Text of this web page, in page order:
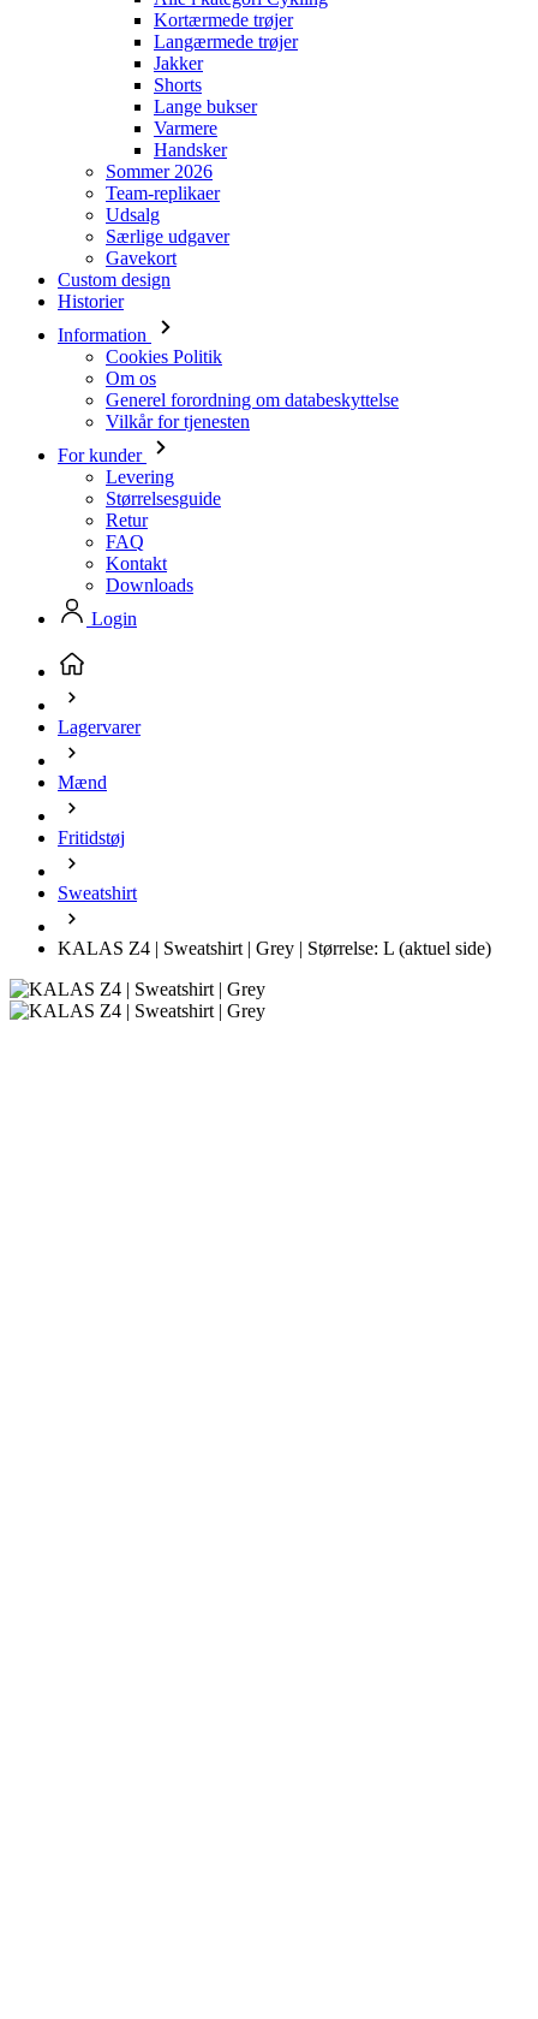
Kortærmede trøjer
Langærmede trøjer
Jakker
Shorts
Lange bukser
Varmere
Handsker
Sommer 2026
Team-replikaer
Udsalg
Særlige udgaver
Gavekort
Custom design
Historier
Information
Cookies Politik
Om os
Generel forordning om databeskyttelse
Vilkår for tjenesten
For kunder
Levering
Størrelsesguide
Retur
FAQ
Kontakt
Downloads
Login
Lagervarer
Mænd
Fritidstøj
Sweatshirt
KALAS Z4 | Sweatshirt | Grey | Størrelse: L (aktuel side)